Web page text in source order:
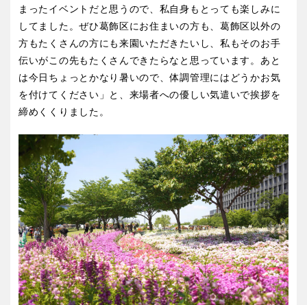
まったイベントだと思うので、私自身もとっても楽しみに
してました。ぜひ葛飾区にお住まいの方も、葛飾区以外の
方もたくさんの方にも来園いただきたいし、私もそのお手
伝いがこの先もたくさんできたらなと思っています。あと
は今日ちょっとかなり暑いので、体調管理にはどうかお気
を付けてください」と、来場者への優しい気遣いで挨拶を
締めくくりました。